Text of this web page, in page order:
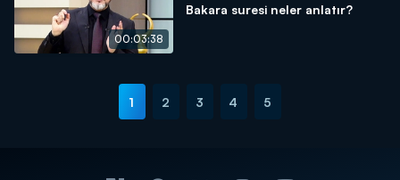
00:03:38
Bakara suresi neler anlatır?
1 2 3 4 5